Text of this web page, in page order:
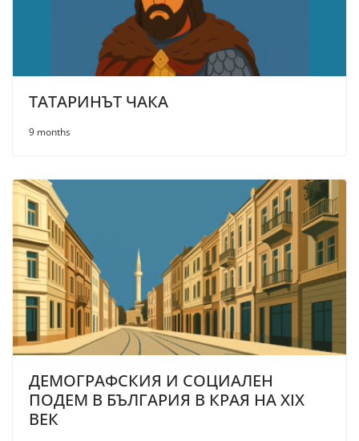
ТАТАРИНЪТ ЧАКА
9 months
ДЕМОГРАФСКИЯ И СОЦИАЛЕН
ПОДЕМ В БЪЛГАРИЯ В КРАЯ НА XIX
ВЕК